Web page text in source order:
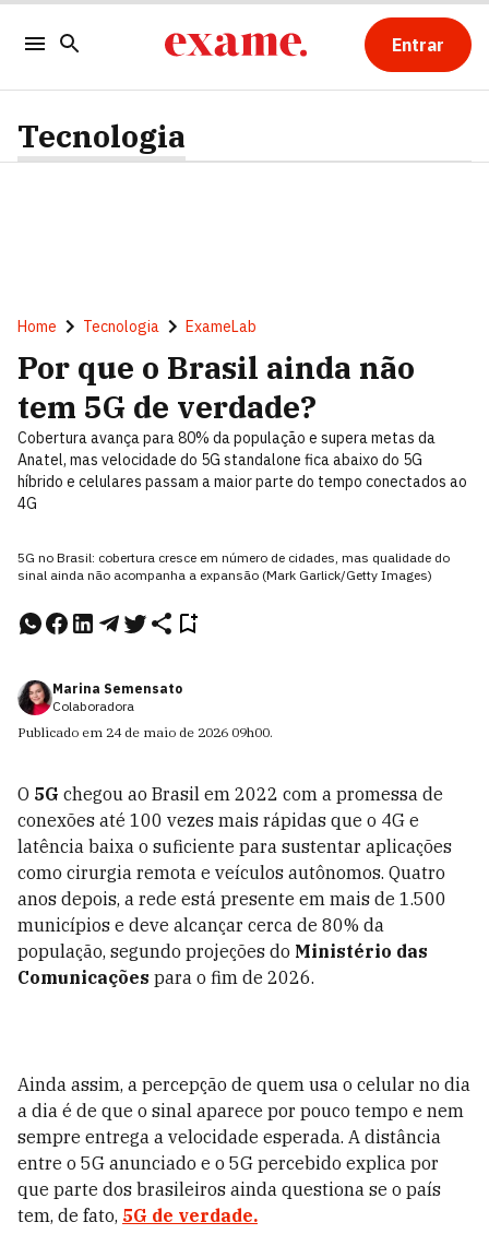
Entrar
Tecnologia
Home Tecnologia ExameLab
Por que o Brasil ainda não
tem 5G de verdade?
Cobertura avança para 80% da população e supera metas da
Anatel, mas velocidade do 5G standalone fica abaixo do 5G
híbrido e celulares passam a maior parte do tempo conectados ao
4G
5G no Brasil: cobertura cresce em número de cidades, mas qualidade do
sinal ainda não acompanha a expansão (Mark Garlick/Getty Images)
Marina Semensato
Colaboradora
Publicado em 24 de maio de 2026 09h00.
O 5G chegou ao Brasil em 2022 com a promessa de
conexões até 100 vezes mais rápidas que o 4G e
latência baixa o suficiente para sustentar aplicações
como cirurgia remota e veículos autônomos. Quatro
anos depois, a rede está presente em mais de 1.500
municípios e deve alcançar cerca de 80% da
população, segundo projeções do Ministério das
Comunicações para o fim de 2026.
Ainda assim, a percepção de quem usa o celular no dia
a dia é de que o sinal aparece por pouco tempo e nem
sempre entrega a velocidade esperada. A distância
entre o 5G anunciado e o 5G percebido explica por
que parte dos brasileiros ainda questiona se o país
tem, de fato, 5G de verdade.